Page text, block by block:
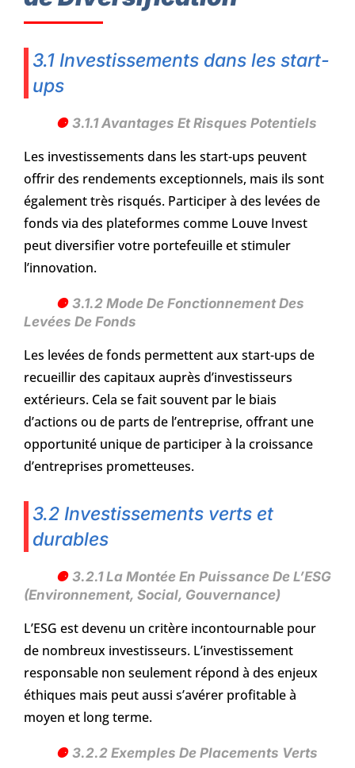
3.1 Investissements dans les start-
ups
3.1.1 Avantages Et Risques Potentiels
Les investissements dans les start-ups peuvent
offrir des rendements exceptionnels, mais ils sont
également très risqués. Participer à des levées de
fonds via des plateformes comme Louve Invest
peut diversifier votre portefeuille et stimuler
l’innovation.
3.1.2 Mode De Fonctionnement Des
Levées De Fonds
Les levées de fonds permettent aux start-ups de
recueillir des capitaux auprès d’investisseurs
extérieurs. Cela se fait souvent par le biais
d’actions ou de parts de l’entreprise, offrant une
opportunité unique de participer à la croissance
d’entreprises prometteuses.
3.2 Investissements verts et
durables
3.2.1 La Montée En Puissance De L’ESG
(Environnement, Social, Gouvernance)
L’ESG est devenu un critère incontournable pour
de nombreux investisseurs. L’investissement
responsable non seulement répond à des enjeux
éthiques mais peut aussi s’avérer profitable à
moyen et long terme.
3.2.2 Exemples De Placements Verts